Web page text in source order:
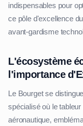
indispensables pour
ce pôle d'excellence
avant-gardisme
L'écosystème
l'importance
Le Bourget se
spécialisé où le
aéronautique,